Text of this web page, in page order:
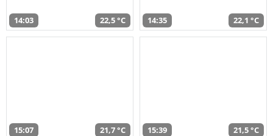
14:03 22,5 °C 14:35 22,1 °C
15:07 21,7 °C 15:39 21,5 °C